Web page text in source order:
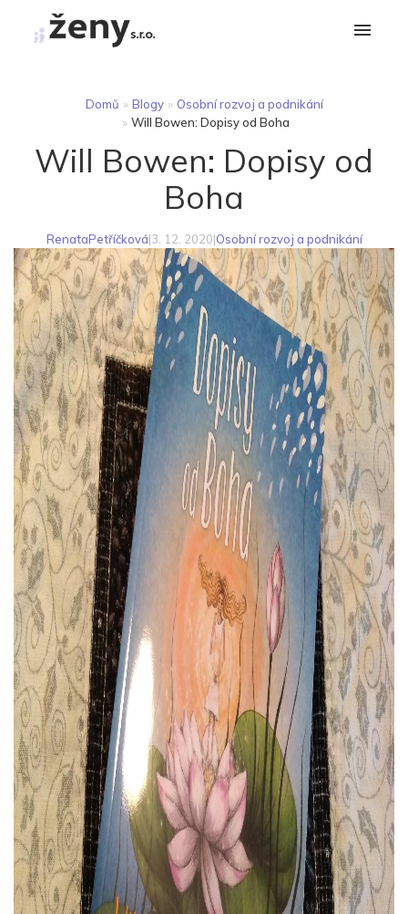
Domů » Blogy » Osobní rozvoj a podnikání
» Will Bowen: Dopisy od Boha
Will Bowen: Dopisy od
Boha
RenataPetříčková|3. 12. 2020|Osobní rozvoj a podnikání